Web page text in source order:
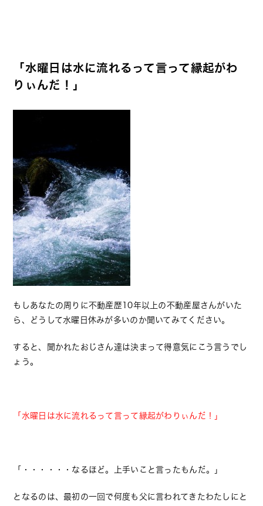
「水曜日は水に流れるって言って縁起がわ
りぃんだ！」
もしあなたの周りに不動産歴10年以上の不動産屋さんがいた
ら、どうして水曜日休みが多いのか聞いてみてください。
すると、聞かれたおじさん達は決まって得意気にこう言うでし
ょう。
「水曜日は水に流れるって言って縁起がわりぃんだ！」
「・・・・・・なるほど。上手いこと言ったもんだ。」
となるのは、最初の一回で何度も父に言われてきたわたしにと